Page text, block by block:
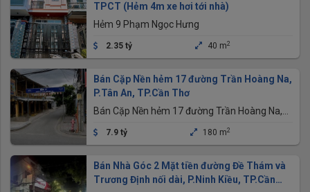
TPCT (Hẻm 4m xe hơi tới nhà)
Hẻm 9 Phạm Ngọc Hưng
2.35 tỷ 40 m2
Bán Cặp Nền hẻm 17 đường Trần Hoàng Na,
P.Tân An, TP.Cần Thơ
Bán Cặp Nền hẻm 17 đường Trần Hoàng Na,
7.9 tỷ 180 m2
Bán Nhà Góc 2 Mặt tiền đường Đề Thám và
Trương Định nối dài, P.Ninh Kiều, TP.Cần